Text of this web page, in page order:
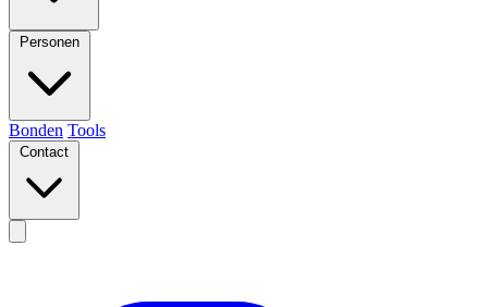
Personen
Bonden Tools
Contact